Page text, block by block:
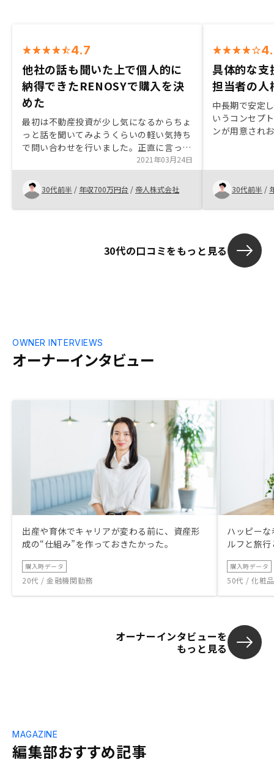
4.7
他社の話も聞いた上で個人的に
納得できたRENOSYで購入を決
めた
最初は不動産投資が少し気になるからちょ
っと話を聞いてみようくらいの軽い気持ち
で問い合わせを行いました。正直に言って
直ぐに購入を検討するつもりはありません
でした。しかし、不動産投資のメリット、
リスク、RENOSYの特徴を非常に丁寧に説
明頂き、疑問点にも明確に返答頂けたこと
もあり、購入を前向きになれました。もと
なる点を担当者にぶつけたところ、いずれ
社風も個人的には気に入りまして、ファン
になっています。
2021年03月24日
30代前半 / 年収700万円台 / 帝人株式会社
具体的な支
担当者の人
中長期で安定
いうコンセプ
ンが用意され
ったことも好
30代前半 /
30代の口コミをもっと見る
オーナーインタビュー
OWNER INTERVIEWS
出産や育休でキャリアが変わる前に、資産形
成の“仕組み”を作っておきたかった。
購入時データ
20代 / 金融機関勤務
ハッピー
ルフと旅
購入時データ
50代 / 化粧
オーナーインタビューを
もっと見る
編集部おすすめ記事
MAGAZINE